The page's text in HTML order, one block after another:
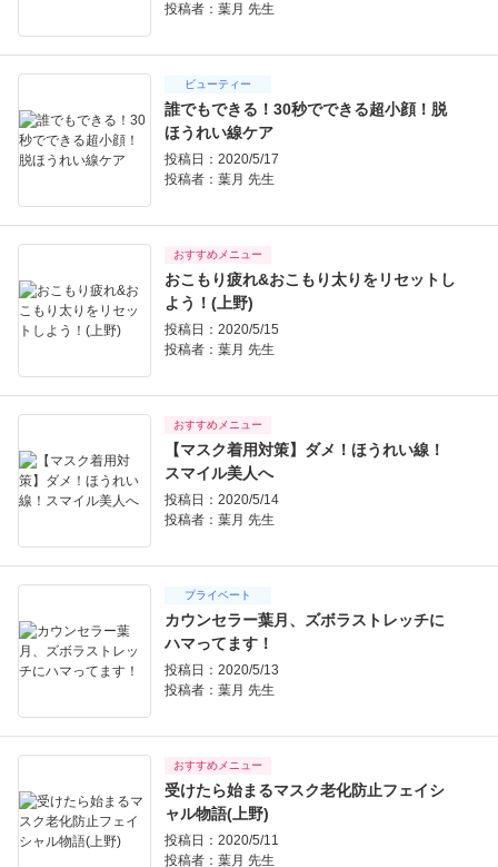
投稿者： 葉月 先生
ビューティー
誰でもできる！30秒でできる超小顔！脱
ほうれい線ケア
投稿日：2020/5/17
投稿者： 葉月 先生
おすすめメニュー
おこもり疲れ&おこもり太りをリセットし
よう！(上野)
投稿日：2020/5/15
投稿者： 葉月 先生
おすすめメニュー
【マスク着用対策】ダメ！ほうれい線！
スマイル美人へ
投稿日：2020/5/14
投稿者： 葉月 先生
プライベート
カウンセラー葉月、ズボラストレッチに
ハマってます！
投稿日：2020/5/13
投稿者： 葉月 先生
おすすめメニュー
受けたら始まるマスク老化防止フェイシ
ャル物語(上野)
投稿日：2020/5/11
投稿者： 葉月 先生